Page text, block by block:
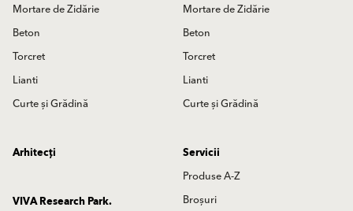
Mortare de Zidărie
Beton
Torcret
Lianti
Curte și Grădină
Mortare de Zidărie
Beton
Torcret
Lianti
Curte și Grădină
Arhitecți
Servicii
Produse A-Z
Broșuri
VIVA Research Park.